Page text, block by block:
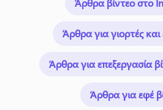
Άρθρα για γιορτές
Άρθρα για επεξεργασία
Άρθρα για εφέ